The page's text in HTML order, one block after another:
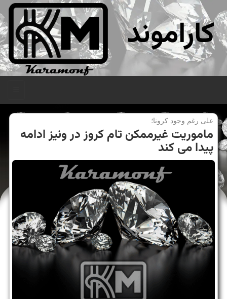
کاراموند
علی رغم وجود كرونا؛
ماموریت غیرممكن تام كروز در ونیز ادامه
پیدا می كند